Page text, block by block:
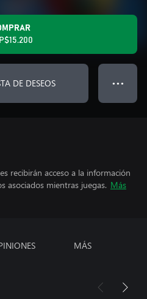
DE DESEOS ● ● ●
recibirán acceso a la información
asociados mientras juegas. Más
MÁS